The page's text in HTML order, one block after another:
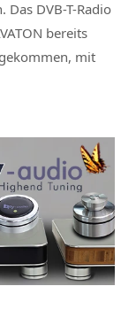
DVB-T-Radio
bereits
mit